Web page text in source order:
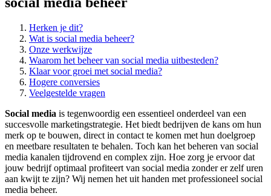
Herken je dit?
Wat is social media beheer?
Onze werkwijze
Waarom het beheer van social media uitbesteden?
Klaar voor groei met social media?
Hogere conversies
Veelgestelde vragen
Social media is tegenwoordig een essentieel onderdeel van een
succesvolle marketingstrategie. Het biedt bedrijven de kans om hun
merk op te bouwen, direct in contact te komen met hun doelgroep
en meetbare resultaten te behalen. Toch kan het beheren van social
media kanalen tijdrovend en complex zijn. Hoe zorg je ervoor dat
jouw bedrijf optimaal profiteert van social media zonder er zelf uren
aan kwijt te zijn? Wij nemen het uit handen met professioneel social
media beheer.